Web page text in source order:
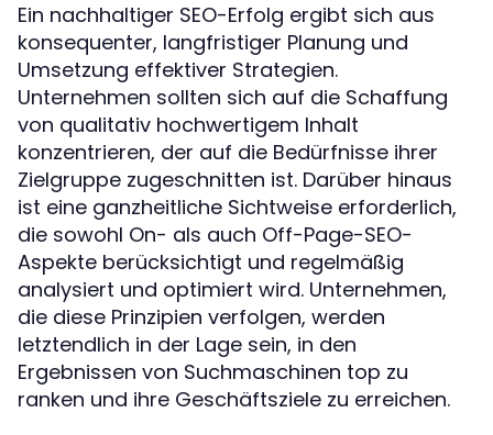
Ein nachhaltiger SEO-Erfolg ergibt sich aus
konsequenter, langfristiger Planung und
Umsetzung effektiver Strategien.
Unternehmen sollten sich auf die Schaffung
von qualitativ hochwertigem Inhalt
konzentrieren, der auf die Bedürfnisse ihrer
Zielgruppe zugeschnitten ist. Darüber hinaus
ist eine ganzheitliche Sichtweise erforderlich,
die sowohl On- als auch Off-Page-SEO-
Aspekte berücksichtigt und regelmäßig
analysiert und optimiert wird. Unternehmen,
die diese Prinzipien verfolgen, werden
letztendlich in der Lage sein, in den
Ergebnissen von Suchmaschinen top zu
ranken und ihre Geschäftsziele zu erreichen.